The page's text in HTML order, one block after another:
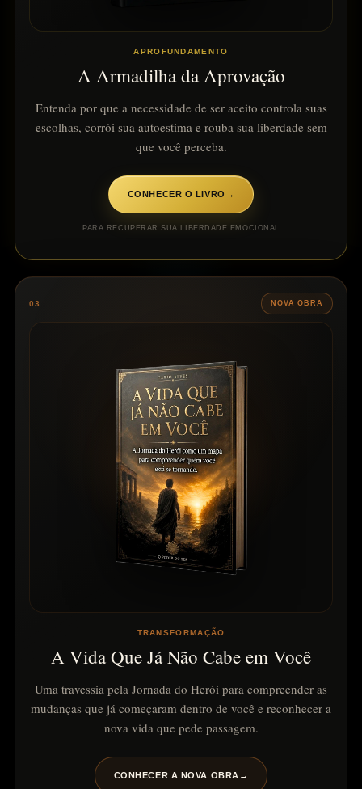
APROFUNDAMENTO
A Armadilha da Aprovação
Entenda por que a necessidade de ser aceito controla suas
escolhas, corrói sua autoestima e rouba sua liberdade sem
que você perceba.
CONHECER O LIVRO →
PARA RECUPERAR SUA LIBERDADE EMOCIONAL
03 NOVA OBRA
TRANSFORMAÇÃO
A Vida Que Já Não Cabe em Você
Uma travessia pela Jornada do Herói para compreender as
mudanças que já começaram dentro de você e reconhecer a
nova vida que pede passagem.
CONHECER A NOVA OBRA →